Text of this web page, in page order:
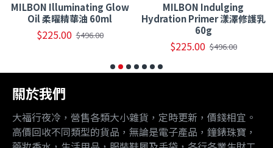
MILBON Illuminating Glow
Oil 柔曜精華油 60ml
$225.00 $496.00
MILBON Indulging
Hydration Primer 漾澤修護乳
60g
$225.00 $496.00
關於我們
大福行夜冷，營售各類大小雜貨，定時更新，價錢相宜。
高價回收不同類型的貨品，無論是電子產品，鐘錶珠寶，